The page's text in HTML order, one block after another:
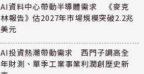
AI資料中心帶動半導體需求 《麥克
林報告》估2027年市場規模突破2.2兆
美元
AI投資熱潮帶動需求 西門子調高全
年財測、單季工業事業利潤創歷史新